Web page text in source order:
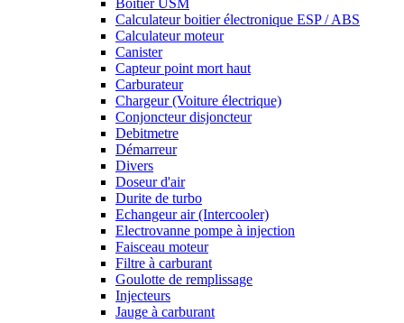
Boitier USM
Calculateur boitier électronique ESP / ABS
Calculateur moteur
Canister
Capteur point mort haut
Carburateur
Chargeur (Voiture électrique)
Conjoncteur disjoncteur
Debitmetre
Démarreur
Divers
Doseur d'air
Durite de turbo
Echangeur air (Intercooler)
Electrovanne pompe à injection
Faisceau moteur
Filtre à carburant
Goulotte de remplissage
Injecteurs
Jauge à carburant